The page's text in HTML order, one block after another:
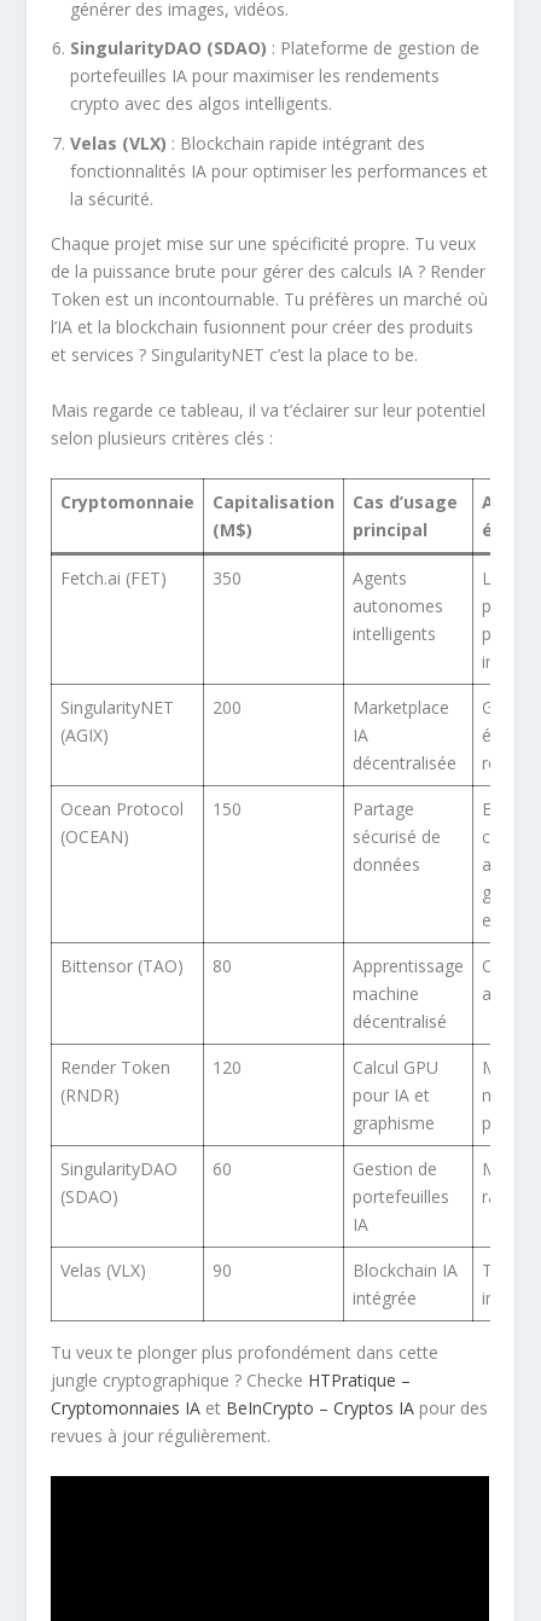
générer des images, vidéos.
SingularityDAO (SDAO) : Plateforme de gestion de
portefeuilles IA pour maximiser les rendements
crypto avec des algos intelligents.
Velas (VLX) : Blockchain rapide intégrant des
fonctionnalités IA pour optimiser les performances et
la sécurité.
Chaque projet mise sur une spécificité propre. Tu veux
de la puissance brute pour gérer des calculs IA ? Render
Token est un incontournable. Tu préfères un marché où
l’IA et la blockchain fusionnent pour créer des produits
et services ? SingularityNET c’est la place to be.
Mais regarde ce tableau, il va t’éclairer sur leur potentiel
selon plusieurs critères clés :
Cryptomonnaie
Capitalisation
(M$)
Cas d’usage
principal
Fetch.ai (FET) 350
Agents
autonomes
intelligents
Large,
SingularityNET
(AGIX)
200
Marketplace
IA
décentralisée
Grand,
équipe
Ocean Protocol
(OCEAN)
150
Partage
sécurisé de
données
En
appui
Bittensor (TAO)
80
Apprentissage
machine
décentralisé
active
Render Token
(RNDR)
120
Calcul GPU
pour IA et
graphisme
niche
plein
SingularityDAO
(SDAO)
60
Gestion de
portefeuilles
IA
rapide
Velas (VLX) 90
Blockchain IA
intégrée
Tu veux te plonger plus profondément dans cette
jungle cryptographique ? Checke HTPratique –
Cryptomonnaies IA et BeInCrypto – Cryptos IA pour des
revues à jour régulièrement.